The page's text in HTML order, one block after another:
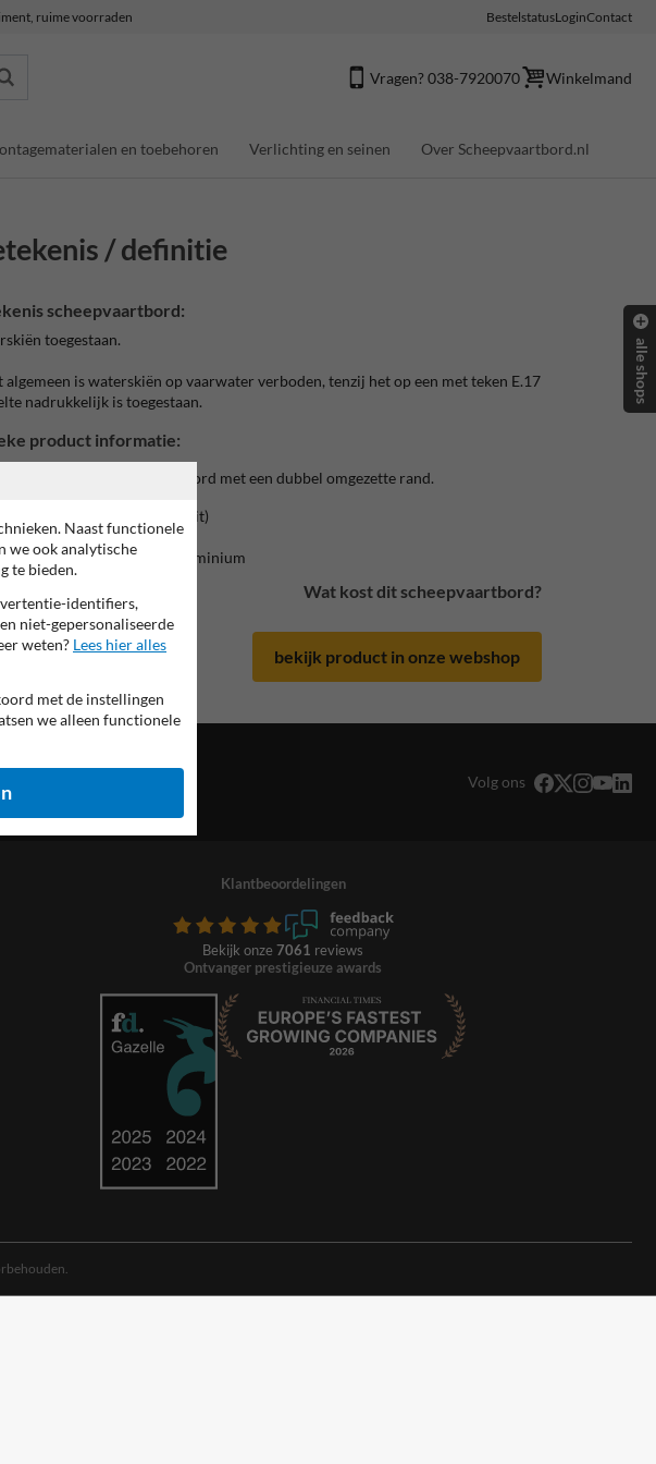
ruime voorraden BestelstatusLoginContact
Vragen? 038-7920070 Winkelmand
en toebehoren Verlichting en seinen Over Scheepvaartbord.nl
/ definitie
scheepvaartbord:
toegestaan.
algemeen is waterskiën op vaarwater verboden, tenzij het op een met teken E.17
nadrukkelijk is toegestaan.
product informatie:
aluminium scheepvaartbord met een dubbel omgezette rand.
RAL9016 (verkeerswit)
geheel reflecterend
(verkeers)grijs / aluminium
Wat kost dit scheepvaartbord?
bekijk product in onze webshop
Volg ons
Klantbeoordelingen
Bekijk onze 7061 reviews
Ontvanger prestigieuze awards
alle shops
Naast functionele
we ook analytische
te bieden.
identifiers,
niet-gepersonaliseerde
weten? Lees hier alles
met de instellingen
we alleen functionele